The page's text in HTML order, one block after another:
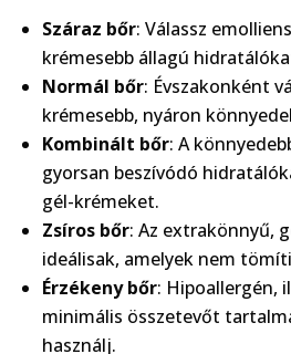
Száraz bőr: Válassz
krémesebb állagú
Normál bőr: Évszakonként
krémesebb, nyáron
Kombinált bőr: A
gyorsan beszívódó
gél-krémeket.
Zsíros bőr: Az extrakönnyű,
ideálisak, amelyek nem
Érzékeny bőr: Hipoallergén,
minimális összetevőt
használj.